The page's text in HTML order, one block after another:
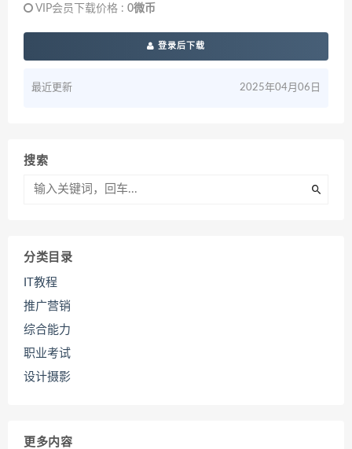
VIP会员下载价格 : 0微币
登录后下载
最近更新 2025年04月06日
搜索
分类目录
IT教程
推广营销
综合能力
职业考试
设计摄影
更多内容